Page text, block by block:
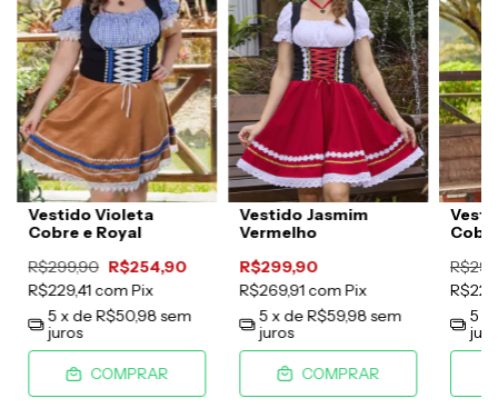
Vestido Violeta
Cobre e Royal
R$299,90 R$254,90
R$229,41 comPix
5x deR$50,98sem
juros
COMPRAR
Vestido Jasmim
Vermelho
R$299,90
R$269,91 comPix
5x deR$59,98sem
juros
COMPRAR
5